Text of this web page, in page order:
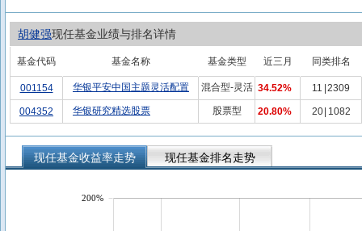
胡健强现任基金业绩与排名详情
基金代码 基金名称 基金类型 近三月 同类排名
001154 华银平安中国主题灵活配置 混合型-灵活 34.52% 11 2309
004352 华银研究精选股票 股票型 20.80% 20 1082
现任基金收益率走势 现任基金排名走势
200%